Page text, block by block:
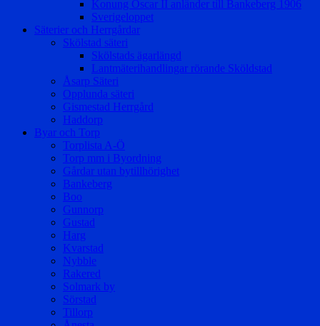
Konung Oscar II anländer till Bankeberg 1906
Sverigeloppet
Säterier och Herrgårdar
Skölstad säteri
Skölstads ägarlängd
Lantmäterihandlingar rörande Sköldstad
Åsarp Säteri
Opplunda säteri
Gismestad Herrgård
Haddorp
Byar och Torp
Torplista A-Ö
Torp mm i Byordning
Gårdar utan bytillhörighet
Bankeberg
Boo
Gunnorp
Gustad
Harg
Kvarstad
Nybble
Rakered
Solmark by
Sörstad
Tillorp